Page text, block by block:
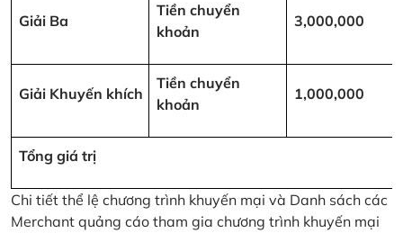
Giải Ba
Tiền chuyển
khoản
3,000,000
Giải Khuyến khích
Tiền chuyển
khoản
1,000,000
Tổng giá trị
Chi tiết thể lệ chương trình khuyến mại và Danh sách các
Merchant quảng cáo tham gia chương trình khuyến mại